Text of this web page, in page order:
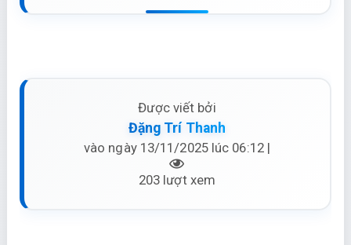
Được viết bởi
Đặng Trí Thanh
vào ngày 13/11/2025 lúc 06:12 |
203 lượt xem